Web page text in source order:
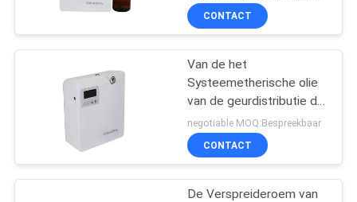
FABRIEKSREIS
KWALITEITSCONTROLE
CONTACTEER
ONS
etherische olie
diffusormachine
56
Automaat van het de
Geuraroma
CONTACT
Van de het
Systeemetherische olie
van de geurdistributie de
Verspreidermachine
Plastic Wifi die App
Apparaat 110-330v
negotiable MOQ:Bespreekbaar
CONTACT
De Verspreideroem van